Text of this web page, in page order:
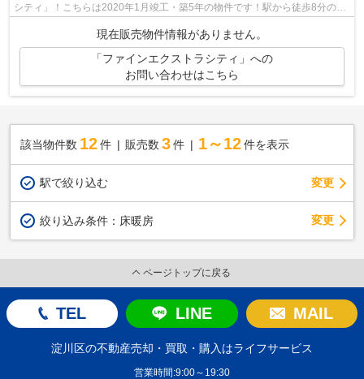
シティ」！こちらは2020年1月竣工・築5年の物件です！駅から徒歩8分の場
所に位置する物件です！中古でありなが...
現在販売物件情報がありません。
「ファインエクストラシティ」への
お問い合わせはこちら
該当物件数 12件 販売数 3 件 1～12 件を表示
駅で絞り込む 変更
絞り込み条件： 床暖房 変更
ページトップに戻る
TEL LINE MAIL
淀川区の不動産売却・買取・購入はライフサービス
営業時間:9:00～19:30